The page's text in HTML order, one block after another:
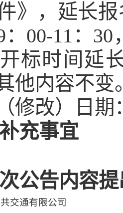
》，延长
：00-11：
标时间延
他内容不变
修改）日期
充事宜
公告内容
交通有限公司